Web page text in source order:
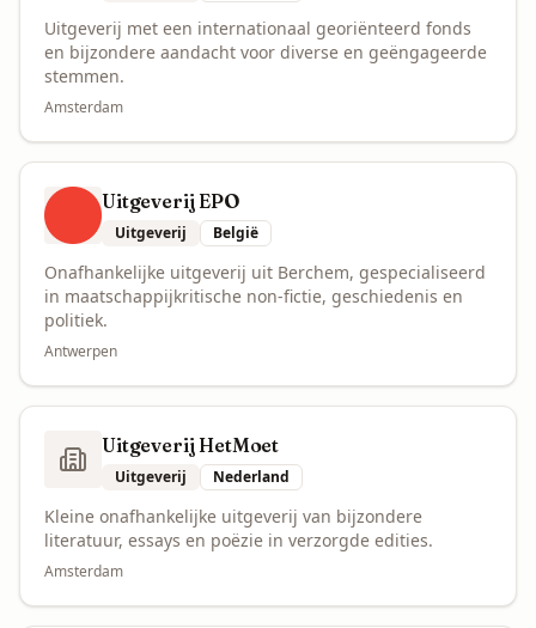
Uitgeverij met een internationaal georiënteerd fonds
en bijzondere aandacht voor diverse en geëngageerde
stemmen.
Amsterdam
Uitgeverij EPO
Uitgeverij België
Onafhankelijke uitgeverij uit Berchem, gespecialiseerd
in maatschappijkritische non-fictie, geschiedenis en
politiek.
Antwerpen
Uitgeverij HetMoet
Uitgeverij Nederland
Kleine onafhankelijke uitgeverij van bijzondere
literatuur, essays en poëzie in verzorgde edities.
Amsterdam